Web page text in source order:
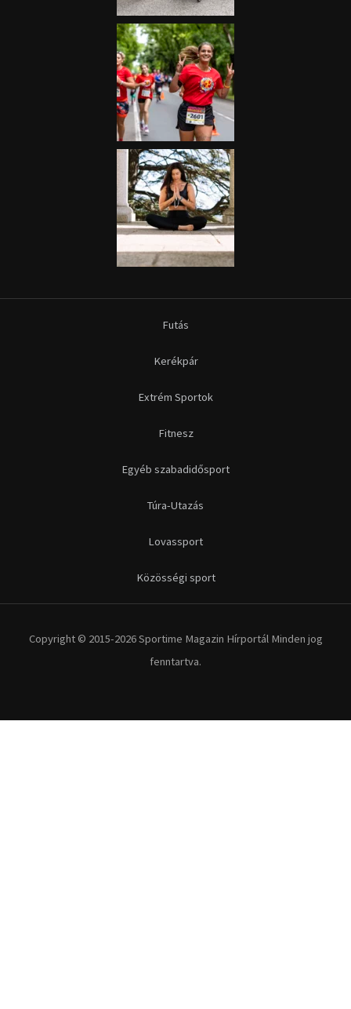
Futás
Kerékpár
Extrém Sportok
Fitnesz
Egyéb szabadidősport
Túra-Utazás
Lovassport
Közösségi sport
Copyright © 2015-2026 Sportime Magazin Hírportál Minden jog
fenntartva.